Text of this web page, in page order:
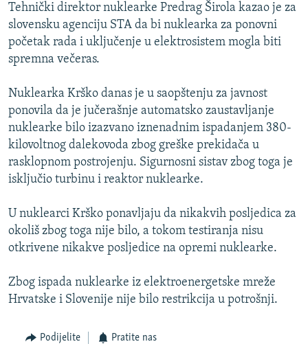
POPLAVE I KLIZIŠTA U BIH 2024.
TV LIBERTY
MOJA EVROPA
TRI DECENIJE OD RATA U BIH
SVE KARTE DEJTONA
NASTANAK I RASPAD JUGOSLAVIJE
Sve RFE/RL stranice
Tehnički direktor nuklearke Predrag Širola kazao je za
slovensku agenciju STA da bi nuklearka za ponovni
početak rada i uključenje u elektrosistem mogla biti
spremna večeras.
Nuklearka Krško danas je u saopštenju za javnost
ponovila da je jučerašnje automatsko zaustavljanje
nuklearke bilo izazvano iznenadnim ispadanjem 380-
kilovoltnog dalekovoda zbog greške prekidača u
rasklopnom postrojenju. Sigurnosni sistav zbog toga je
isključio turbinu i reaktor nuklearke.
U nuklearci Krško ponavljaju da nikakvih posljedica za
okoliš zbog toga nije bilo, a tokom testiranja nisu
otkrivene nikakve posljedice na opremi nuklearke.
Zbog ispada nuklearke iz elektroenergetske mreže
Hrvatske i Slovenije nije bilo restrikcija u potrošnji.
Podijelite Pratite nas